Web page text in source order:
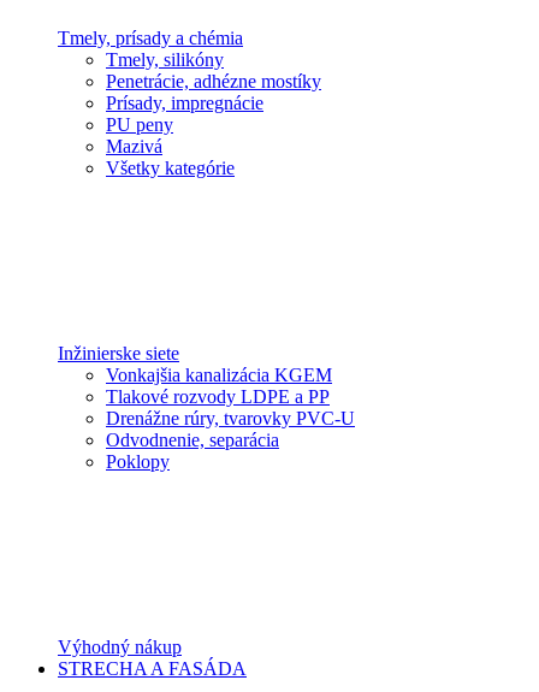
Tmely, prísady a chémia
Tmely, silikóny
Penetrácie, adhézne mostíky
Prísady, impregnácie
PU peny
Mazivá
Všetky kategórie
Inžinierske siete
Vonkajšia kanalizácia KGEM
Tlakové rozvody LDPE a PP
Drenážne rúry, tvarovky PVC-U
Odvodnenie, separácia
Poklopy
Výhodný nákup
STRECHA A FASÁDA